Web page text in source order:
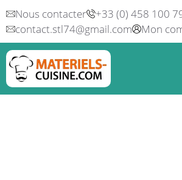
Aller
au
contenu
Nous contacter
+33 (0) 458 100
contact.stl74@gmail.com
Mon